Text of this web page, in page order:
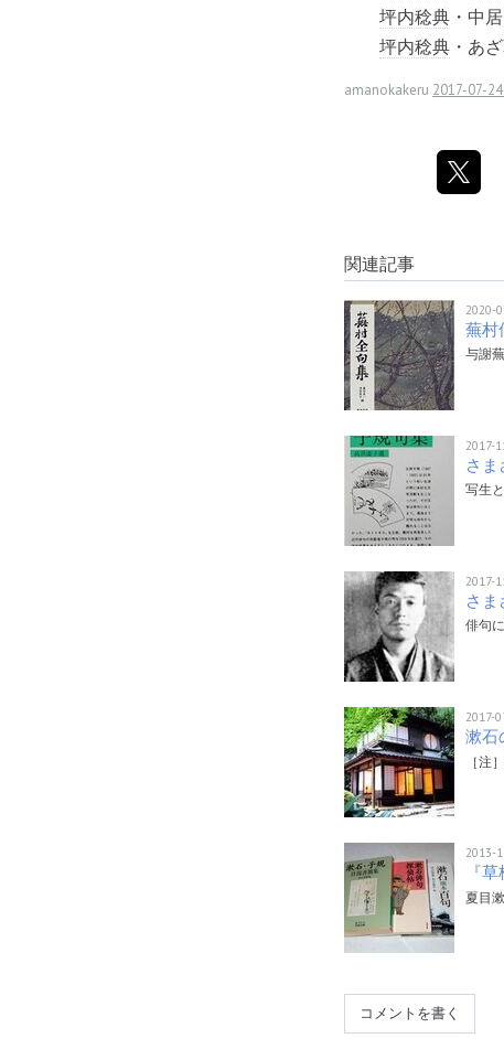
坪内稔典 ・中
坪内稔典 ・あ
amanokakeru 2017-07-
関連記事
2020-
蕪村
与謝
2017-
さま
写生
2017-
さま
俳句
2017-
漱石
［注
2013-
『
夏目
コメントを書く